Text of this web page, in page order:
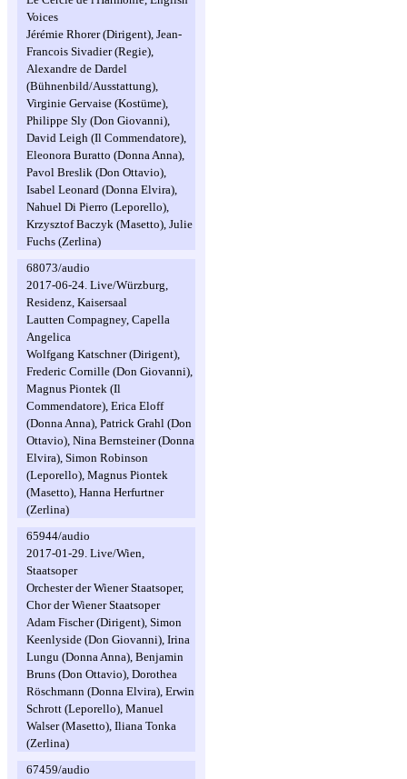
Voices
Jérémie Rhorer (Dirigent), Jean-
Francois Sivadier (Regie),
Alexandre de Dardel
(Bühnenbild/Ausstattung),
Virginie Gervaise (Kostüme),
Philippe Sly (Don Giovanni),
David Leigh (Il Commendatore),
Eleonora Buratto (Donna Anna),
Pavol Breslik (Don Ottavio),
Isabel Leonard (Donna Elvira),
Nahuel Di Pierro (Leporello),
Krzysztof Baczyk (Masetto), Julie
Fuchs (Zerlina)
68073/audio
2017-06-24. Live/Würzburg,
Residenz, Kaisersaal
Lautten Compagney, Capella
Angelica
Wolfgang Katschner (Dirigent),
Frederic Cornille (Don Giovanni),
Magnus Piontek (Il
Commendatore), Erica Eloff
(Donna Anna), Patrick Grahl (Don
Ottavio), Nina Bernsteiner (Donna
Elvira), Simon Robinson
(Leporello), Magnus Piontek
(Masetto), Hanna Herfurtner
(Zerlina)
65944/audio
2017-01-29. Live/Wien,
Staatsoper
Orchester der Wiener Staatsoper,
Chor der Wiener Staatsoper
Adam Fischer (Dirigent), Simon
Keenlyside (Don Giovanni), Irina
Lungu (Donna Anna), Benjamin
Bruns (Don Ottavio), Dorothea
Röschmann (Donna Elvira), Erwin
Schrott (Leporello), Manuel
Walser (Masetto), Iliana Tonka
(Zerlina)
67459/audio